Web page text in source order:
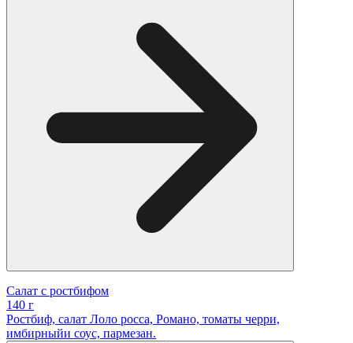
Салат с ростбифом
140 г
Ростбиф, салат Лоло росса, Романо, томаты черри,
имбирныйи соус, пармезан.